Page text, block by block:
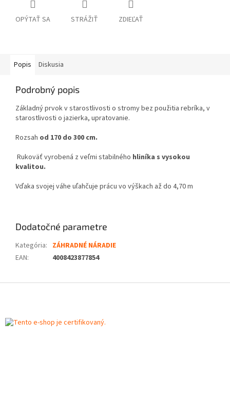
OPÝTAŤ SA STRÁŽIŤ ZDIEĽAŤ
Popis Diskusia
Podrobný popis
Základný prvok v starostlivosti o stromy bez použitia rebríka, v
starostlivosti o jazierka, upratovanie.
Rozsah od 170 do 300 cm.
Rukoväť vyrobená z veľmi stabilného hliníka s vysokou
kvalitou.
Vďaka svojej váhe uľahčuje prácu vo výškach až do 4,70 m
Dodatočné parametre
Kategória: ZÁHRADNÉ NÁRADIE
EAN: 4008423877854